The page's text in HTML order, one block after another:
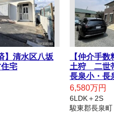
】清水区八坂
宅
【仲介手
土狩 二世
長泉小・長
6,580万円
6LDK＋2S
駿東郡長泉町